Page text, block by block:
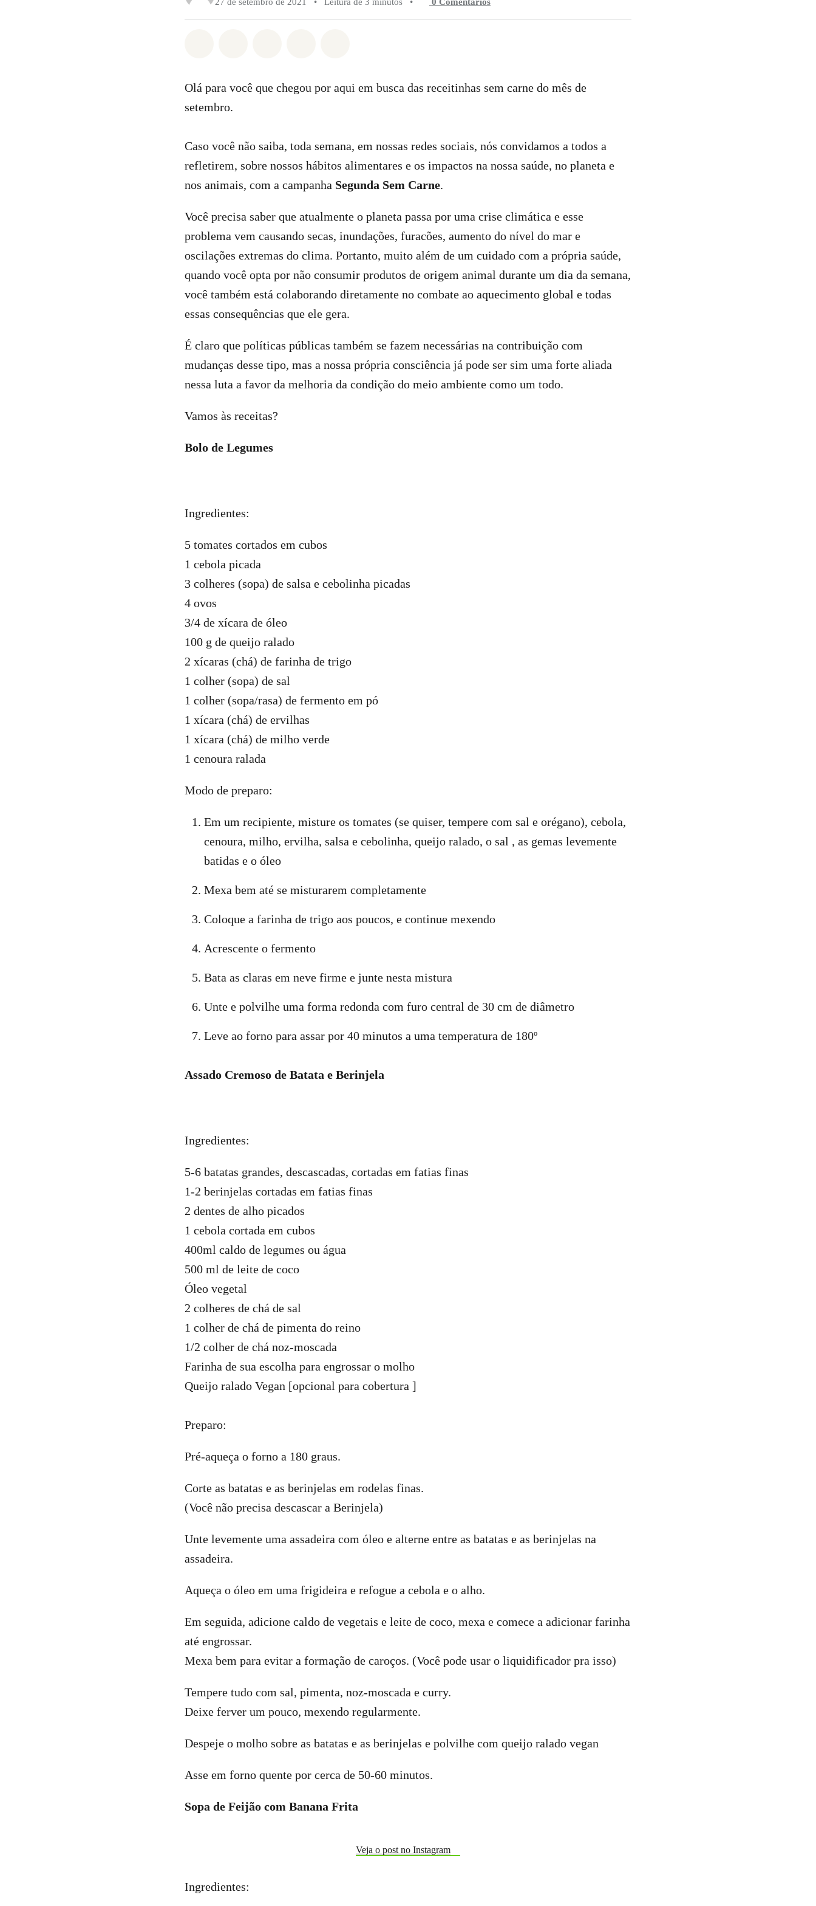
Olá para você que chegou por aqui em busca das receitinhas sem carne do mês de
setembro.
Caso você não saiba, toda semana, em nossas redes sociais, nós convidamos a todos a
refletirem, sobre nossos hábitos alimentares e os impactos na nossa saúde, no planeta e
nos animais, com a campanha Segunda Sem Carne.
Você precisa saber que atualmente o planeta passa por uma crise climática e esse
problema vem causando secas, inundações, furacões, aumento do nível do mar e
oscilações extremas do clima. Portanto, muito além de um cuidado com a própria saúde,
quando você opta por não consumir produtos de origem animal durante um dia da semana,
você também está colaborando diretamente no combate ao aquecimento global e todas
essas consequências que ele gera.
É claro que políticas públicas também se fazem necessárias na contribuição com
mudanças desse tipo, mas a nossa própria consciência já pode ser sim uma forte aliada
nessa luta a favor da melhoria da condição do meio ambiente como um todo.
Vamos às receitas?
Bolo de Legumes
Ingredientes:
5 tomates cortados em cubos
1 cebola picada
3 colheres (sopa) de salsa e cebolinha picadas
4 ovos
3/4 de xícara de óleo
100 g de queijo ralado
2 xícaras (chá) de farinha de trigo
1 colher (sopa) de sal
1 colher (sopa/rasa) de fermento em pó
1 xícara (chá) de ervilhas
1 xícara (chá) de milho verde
1 cenoura ralada
Modo de preparo:
Em um recipiente, misture os tomates (se quiser, tempere com sal e orégano), cebola,
cenoura, milho, ervilha, salsa e cebolinha, queijo ralado, o sal , as gemas levemente
batidas e o óleo
Mexa bem até se misturarem completamente
Coloque a farinha de trigo aos poucos, e continue mexendo
Acrescente o fermento
Bata as claras em neve firme e junte nesta mistura
Unte e polvilhe uma forma redonda com furo central de 30 cm de diâmetro
Leve ao forno para assar por 40 minutos a uma temperatura de 180º
Assado Cremoso de Batata e Berinjela
Ingredientes:
5-6 batatas grandes, descascadas, cortadas em fatias finas
1-2 berinjelas cortadas em fatias finas
2 dentes de alho picados
1 cebola cortada em cubos
400ml caldo de legumes ou água
500 ml de leite de coco
Óleo vegetal
2 colheres de chá de sal
1 colher de chá de pimenta do reino
1/2 colher de chá noz-moscada
Farinha de sua escolha para engrossar o molho
Queijo ralado Vegan [opcional para cobertura ] ⠀
Preparo:
Pré-aqueça o forno a 180 graus.
Corte as batatas e as berinjelas em rodelas finas.
(Você não precisa descascar a Berinjela)
Unte levemente uma assadeira com óleo e alterne entre as batatas e as berinjelas na
assadeira.
Aqueça o óleo em uma frigideira e refogue a cebola e o alho.
Em seguida, adicione caldo de vegetais e leite de coco, mexa e comece a adicionar farinha
até engrossar.
Mexa bem para evitar a formação de caroços. (Você pode usar o liquidificador pra isso)
Tempere tudo com sal, pimenta, noz-moscada e curry.
Deixe ferver um pouco, mexendo regularmente.
Despeje o molho sobre as batatas e as berinjelas e polvilhe com queijo ralado vegan
Asse em forno quente por cerca de 50-60 minutos.
Sopa de Feijão com Banana Frita
Veja o post no Instagram
Ingredientes: